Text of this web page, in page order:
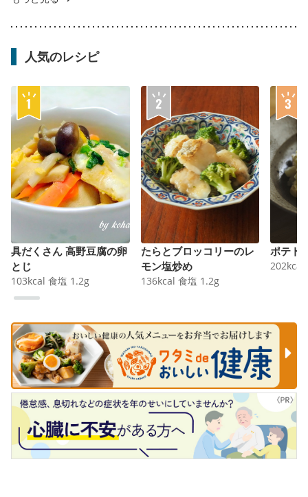
人気のレシピ
具だくさん 高野豆腐の卵
とじ
103kcal 食塩 1.2g
たらとブロッコリーのレ
モン塩炒め
136kcal 食塩 1.2g
ポテト
202kcal